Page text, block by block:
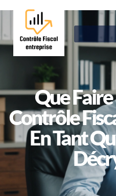
Que
Contrôle
En Tant